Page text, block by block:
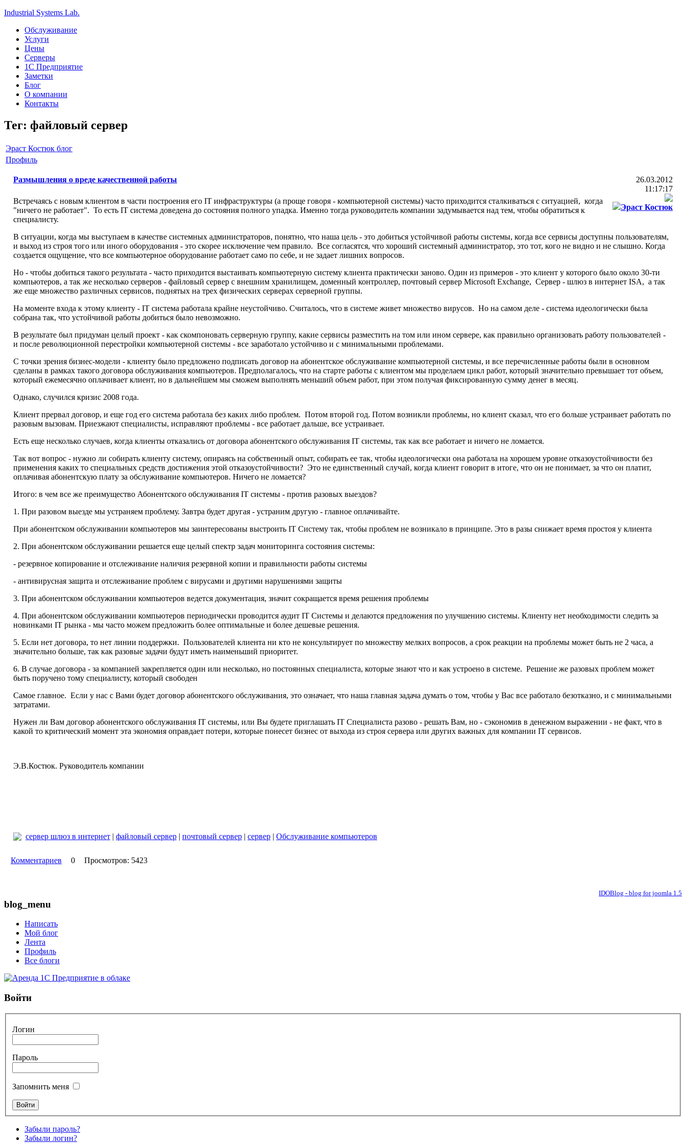
Industrial Systems Lab.
Обслуживание
Услуги
Цены
Серверы
1С Предприятие
Заметки
Блог
О компании
Контакты
Тег: файловый сервер
Эраст Костюк блог
Профиль
26.03.2012
11:17:17
Эраст Костюк
Размышления о вреде качественной работы
Встречаясь с новым клиентом в части построения его IT инфраструктуры (а проще говоря - компьютерной системы) часто приходится сталкиваться с ситуацией, когда
"ничего не работает". То есть IT система доведена до состояния полного упадка. Именно тогда руководитель компании задумывается над тем, чтобы обратиться к
специалисту.
В ситуации, когда мы выступаем в качестве системных администраторов, понятно, что наша цель - это добиться устойчивой работы системы, когда все сервисы доступны пользователям,
и выход из строя того или иного оборудования - это скорее исключение чем правило. Все согласятся, что хороший системный администратор, это тот, кого не видно и не слышно. Когда
создается ощущение, что все компьютерное оборудование работает само по себе, и не задает лишних вопросов.
Но - чтобы добиться такого результата - часто приходится выстаивать компьютерную систему клиента практически заново. Один из примеров - это клиент у которого было около 30-ти
компьютеров, а так же несколько серверов - файловый сервер с внешним хранилищем, доменный контроллер, почтовый сервер Microsoft Exchange, Сервер - шлюз в интернет ISA, а так
же еще множество различных сервисов, поднятых на трех физических серверах серверной группы.
На моменте входа к этому клиенту - IT система работала крайне неустойчиво. Считалось, что в системе живет множество вирусов. Но на самом деле - система идеологически была
собрана так, что устойчивой работы добиться было невозможно.
В результате был придуман целый проект - как скомпоновать серверную группу, какие сервисы разместить на том или ином сервере, как правильно организовать работу пользователей -
и после революционной перестройки компьютерной системы - все заработало устойчиво и с минимальными проблемами.
С точки зрения бизнес-модели - клиенту было предложено подписать договор на абонентское обслуживание компьютерной системы, и все перечисленные работы были в основном
сделаны в рамках такого договора обслуживания компьютеров. Предполагалось, что на старте работы с клиентом мы проделаем цикл работ, который значительно превышает тот объем,
который ежемесячно оплачивает клиент, но в дальнейшем мы сможем выполнять меньший объем работ, при этом получая фиксированную сумму денег в месяц.
Однако, случился кризис 2008 года.
Клиент прервал договор, и еще год его система работала без каких либо проблем. Потом второй год. Потом возникли проблемы, но клиент сказал, что его больше устраивает работать по
разовым вызовам. Приезжают специалисты, исправляют проблемы - все работает дальше, все устраивает.
Есть еще несколько случаев, когда клиенты отказались от договора абонентского обслуживания IT системы, так как все работает и ничего не ломается.
Так вот вопрос - нужно ли собирать клиенту систему, опираясь на собственный опыт, собирать ее так, чтобы идеологически она работала на хорошем уровне отказоустойчивости без
применения каких то специальных средств достижения этой отказоустойчивости? Это не единственный случай, когда клиент говорит в итоге, что он не понимает, за что он платит,
оплачивая абонентскую плату за обслуживание компьютеров. Ничего не ломается?
Итого: в чем все же преимущество Абонентского обслуживания IT системы - против разовых выездов?
1. При разовом выезде мы устраняем проблему. Завтра будет другая - устраним другую - главное оплачивайте.
При абонентском обслуживании компьютеров мы заинтересованы выстроить IT Систему так, чтобы проблем не возникало в принципе. Это в разы снижает время простоя у клиента
2. При абонентском обслуживании решается еще целый спектр задач мониторинга состояния системы:
- резервное копирование и отслеживание наличия резервной копии и правильности работы системы
- антивирусная защита и отслеживание проблем с вирусами и другими нарушениями защиты
3. При абонентском обслуживании компьютеров ведется документация, значит сокращается время решения проблемы
4. При абонентском обслуживании компьютеров периодически проводится аудит IT Системы и делаются предложения по улучшению системы. Клиенту нет необходимости следить за
новинками IT рынка - мы часто можем предложить более оптимальные и более дешевые решения.
5. Если нет договора, то нет линии поддержки. Пользователей клиента ни кто не консультирует по множеству мелких вопросов, а срок реакции на проблемы может быть не 2 часа, а
значительно больше, так как разовые задачи будут иметь наименьший приоритет.
6. В случае договора - за компанией закрепляется один или несколько, но постоянных специалиста, которые знают что и как устроено в системе. Решение же разовых проблем может
быть поручено тому специалисту, который свободен
Самое главное. Если у нас с Вами будет договор абонентского обслуживания, это означает, что наша главная задача думать о том, чтобы у Вас все работало безотказно, и с минимальными
затратами.
Нужен ли Вам договор абонентского обслуживания IT системы, или Вы будете приглашать IT Специалиста разово - решать Вам, но - сэкономив в денежном выражении - не факт, что в
какой то критический момент эта экономия оправдает потери, которые понесет бизнес от выхода из строя сервера или других важных для компании IT сервисов.
Э.В.Костюк. Руководитель компании
сервер шлюз в интернет | файловый сервер | почтовый сервер | сервер | Обслуживание компьютеров
Комментариев 0 Просмотров: 5423
IDOBlog - blog for joomla 1.5
blog_menu
Написать
Мой блог
Лента
Профиль
Все блоги
Войти
Логин
Пароль
Запомнить меня
Забыли пароль?
Забыли логин?